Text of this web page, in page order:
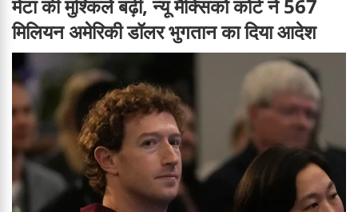
मेटा की मुश्किलें बढ़ीं, न्यू मैक्सिको कोर्ट ने 567
मिलियन अमेरिकी डॉलर भुगतान का दिया आदेश